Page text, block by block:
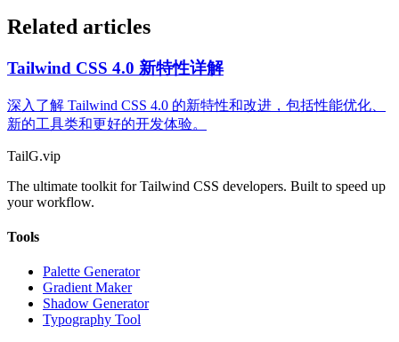
Related articles
Tailwind CSS 4.0 新特性详解
深入了解 Tailwind CSS 4.0 的新特性和改进，包括性能优化、
新的工具类和更好的开发体验。
TailG.vip
The ultimate toolkit for Tailwind CSS developers. Built to speed up
your workflow.
Tools
Palette Generator
Gradient Maker
Shadow Generator
Typography Tool